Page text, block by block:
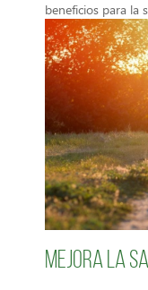
beneficios para la
Mejora la